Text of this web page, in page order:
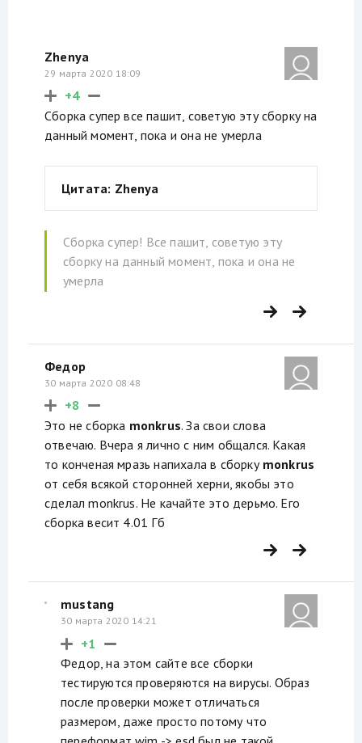
Zhenya
29 марта 2020 18:09
+4
Сборка супер все пашит, советую эту сборку на
данный момент, пока и она не умерла
Цитата: Zhenya
Сборка супер! Все пашит, советую эту
сборку на данный момент, пока и она не
умерла
Федор
30 марта 2020 08:48
+8
Это не сборка monkrus. За свои слова
отвечаю. Вчера я лично с ним общался. Какая
то конченая мразь напихала в сборку monkrus
от себя всякой сторонней херни, якобы это
сделал monkrus. Не качайте это дерьмо. Его
сборка весит 4.01 Гб
mustang
30 марта 2020 14:21
+1
Федор, на этом сайте все сборки
тестируются проверяются на вирусы. Образ
после проверки может отличаться
размером, даже просто потому что